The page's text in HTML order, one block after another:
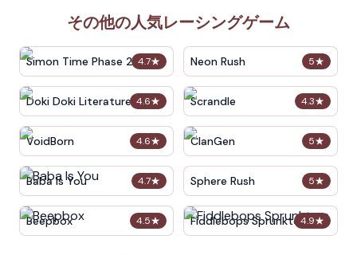
その他の人気レーシングゲーム
4.7★
Simon Time Phase 2 5★
Neon Rush
4.6★
Doki Doki Literature Club 4.3★
Scrandle
4.6★
VoidBorn 5★
ClanGen
4.7★
Baba Is You 5★
Sphere Rush
4.5★
Beepbox 4.9★
Fiddlebops Sprunkters